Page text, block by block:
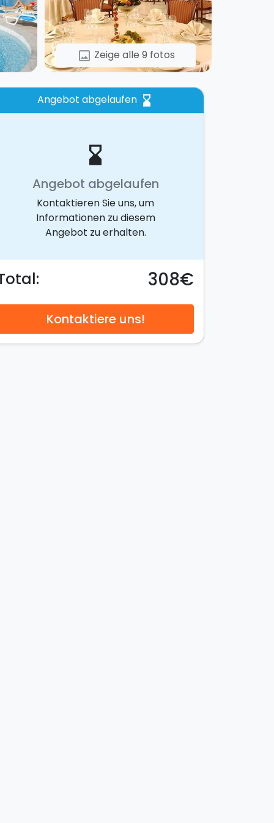
image Zeige alle 9 fotos
Angebot abgelaufen hourglass_bottom
hourglass_bottom
Angebot abgelaufen
Kontaktieren Sie uns, um
Informationen zu diesem
Angebot zu erhalten.
308€
Kontaktiere uns!